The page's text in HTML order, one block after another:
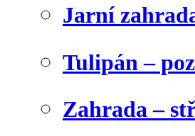
Jarní
Tulipán –
Zahrada –